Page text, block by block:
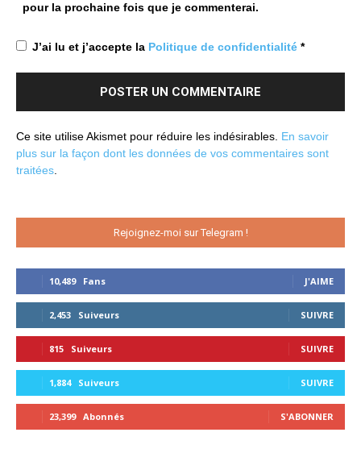
pour la prochaine fois que je commenterai.
J’ai lu et j’accepte la Politique de confidentialité *
Ce site utilise Akismet pour réduire les indésirables. En savoir
plus sur la façon dont les données de vos commentaires sont
traitées
Rejoignez-moi sur Telegram !
10,489 Fans J'AIME
2,453 Suiveurs SUIVRE
815 Suiveurs SUIVRE
1,884 Suiveurs SUIVRE
23,399 Abonnés S'ABONNER